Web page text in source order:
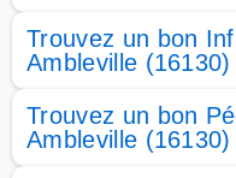
Trouvez un bon
Ambleville (16130)
Trouvez un bon
Ambleville (16130)